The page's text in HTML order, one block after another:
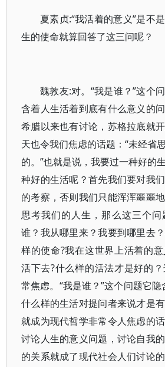
夏素贞:“我活着的意义”是不
生的使命就算回答了这三问呢？
魏敦友:对。“我是谁？”这个
含着人生活着到底有什么意义的
希腊以来也有讨论，苏格拉底就
天也令我们焦虑的话题：“未经省
的。”也就是说，我要过一种好的
种好的生活呢？首先我们要对我
的考察，否则我们只能浑浑噩噩
思考我们的人生，那么这三个
谁？我从哪里来？我要到哪里去
样的使命?我在这世界上活着的
活下去?什么样的活法才是好的
常焦虑。“我是谁？”这个问题它
什么样的生活对提问者来说才是
就成为现代哲学非常令人焦虑的
讨论人生的意义问题，讨论自我
的关系就成了现代社会人们讨论